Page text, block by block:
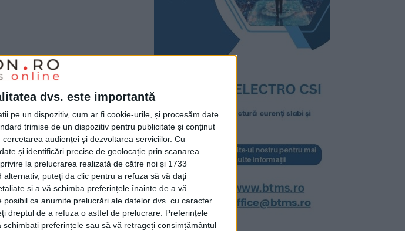
dvs. este importantă
pe un dispozitiv, cum ar fi cookie-urile, și procesăm date
trimise de un dispozitiv pentru publicitate și conținut
audienței și dezvoltarea serviciilor. Cu
și identificări precise de geolocație prin scanarea
la prelucrarea realizată de către noi și 1733
puteți da clic pentru a refuza să vă dați
și a vă schimba preferințele înainte de a vă
posibil ca anumite prelucrări ale datelor dvs. cu caracter
dreptul de a refuza o astfel de prelucrare. Preferințele
preferințele sau să vă retrageți consimțământul